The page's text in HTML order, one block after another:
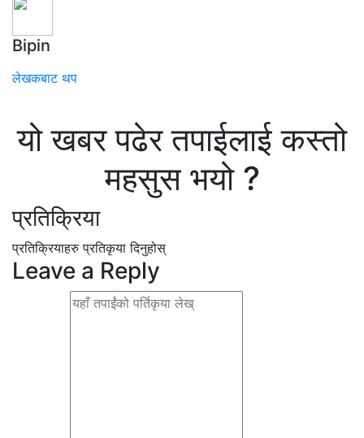
Bipin
लेखकबाट थप
यो खबर पढेर तपाईलाई कस्तो
महसुस भयो ?
प्रतिक्रिया
प्रतिक्रियाहरुप्रतिकृया दिनुहोस्
Leave a Reply